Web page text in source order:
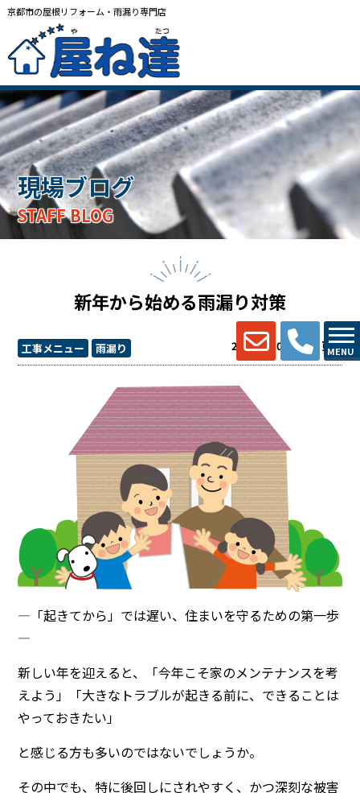
京都市の屋根リフォーム・雨漏り専門店
MENU
現場ブログ
STAFF BLOG
新年から始める雨漏り対策
工事メニュー 雨漏り 2026.03.01 (Sun) 更新
―「起きてから」では遅い、住まいを守るための第一歩
―
新しい年を迎えると、「今年こそ家のメンテナンスを考
えよう」「大きなトラブルが起きる前に、できることは
やっておきたい」
と感じる方も多いのではないでしょうか。
その中でも、特に後回しにされやすく、かつ深刻な被害